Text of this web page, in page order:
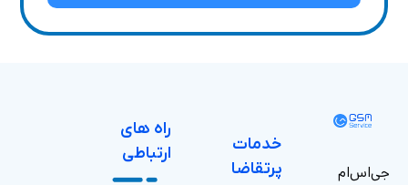
جی‌اس‌ام
خدمات
پرتقاضا
راه های
ارتباطی